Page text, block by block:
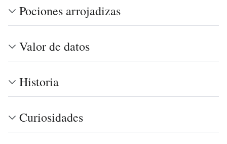
Pociones arrojadizas
Valor de datos
Historia
Curiosidades